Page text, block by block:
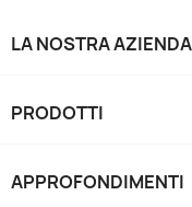
LA NOSTRA AZIENDA
PRODOTTI
APPROFONDIMENTI